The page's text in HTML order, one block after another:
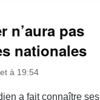
n’aura pas
nationales
à 19:54
a fait connaître ses